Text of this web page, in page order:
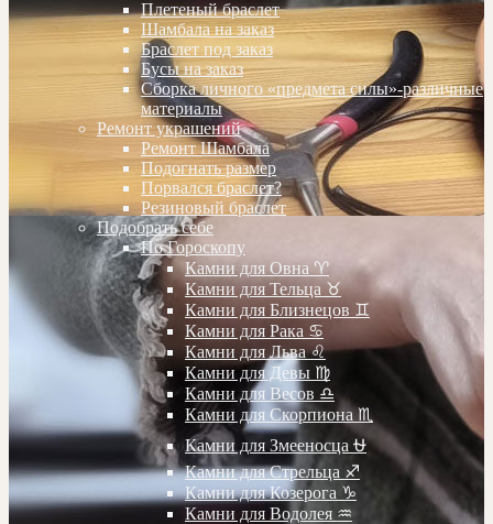
Плетеный браслет
Шамбала на заказ
Браслет под заказ
Бусы на заказ
Сборка личного «предмета силы»-различные
материалы
Ремонт украшений
Ремонт Шамбала
Подогнать размер
Порвался браслет?
Резиновый браслет
Подобрать себе
По Гороскопу
Камни для Овна ♈️
Камни для Тельца ♉️
Камни для Близнецов ♊️
Камни для Рака ♋️
Камни для Льва ♌️
Камни для Девы ♍️
Камни для Весов ♎️
Камни для Скорпиона ♏️
Камни для Змееносца ⛎
Камни для Стрельца ♐️
Камни для Козерога ♑️
Камни для Водолея ♒️